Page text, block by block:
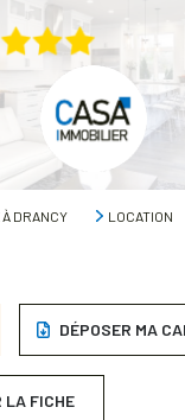
DRANCY LOCATION
DÉPOSER MA
LA FICHE